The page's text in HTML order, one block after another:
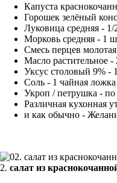
Капуста
Горошек зелёный
Луковица средняя - 1/
Морковь средняя - 1
Смесь перцев
Масло растительное
Уксус столовый 9% -
Соль - 1 чайная ложка
Укроп / петрушка - по
Различная кухонная
и как обычно -
2. салат из